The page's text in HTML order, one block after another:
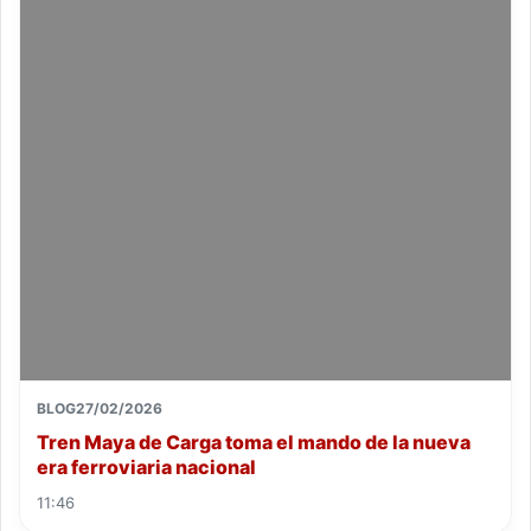
BLOG27/02/2026
Tren Maya de Carga toma el mando de la nueva
era ferroviaria nacional
11:46